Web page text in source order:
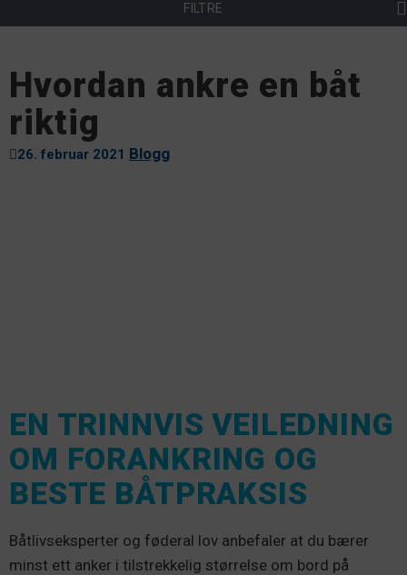
FILTRE
Hvordan ankre en båt
riktig
26. februar 2021 Blogg
EN TRINNVIS VEILEDNING
OM FORANKRING OG
BESTE BÅTPRAKSIS
Båtlivseksperter og føderal lov anbefaler at du bærer
minst ett anker i tilstrekkelig størrelse om bord på